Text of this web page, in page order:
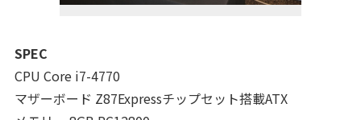
SPEC
CPU Core i7-4770
マザーボード Z87Expressチップセット搭載ATX